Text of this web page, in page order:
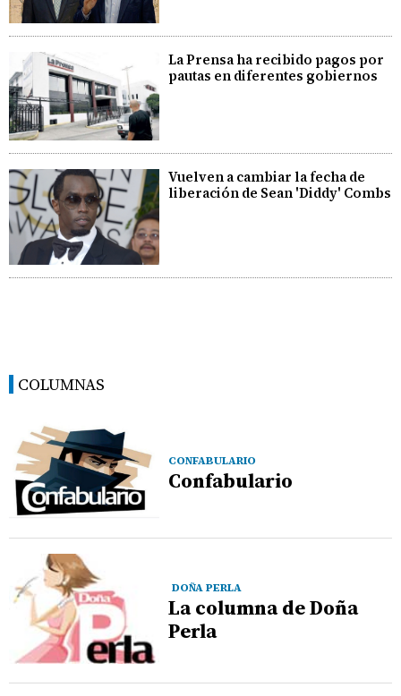
La Prensa ha recibido pagos por
pautas en diferentes gobiernos
Vuelven a cambiar la fecha de
liberación de Sean 'Diddy' Combs
COLUMNAS
CONFABULARIO
Confabulario
DOÑA PERLA
La columna de Doña
Perla